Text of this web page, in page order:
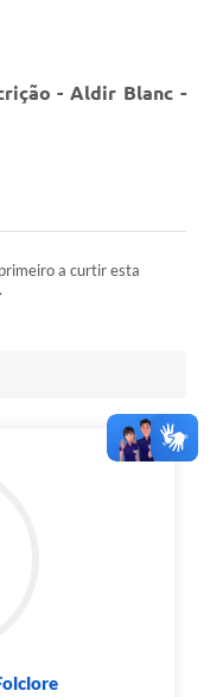
- Aldir Blanc -
a curtir esta